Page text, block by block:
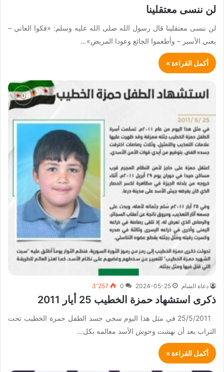
لن ننسى معتقلينا
لن ننسى معتقلينا قال رسول الله صلى الله عليه وسلم: «فكوا العاني –
يعني الأسير – وأطعموا الجائع وعودا المريض»…
أكمل القراءة »
دعاة الشام 2024-05-25
0 3٬257
ذكرى استشهاد حمزة الخطيب 25 أيار 2011
25/5/2011 في مثل هذا اليوم سجي جسد الطفل حمزة الخطيب تحت
التراب بعد أن نهشت وحوش الأسد معالمه بكل…
أكمل القراءة »